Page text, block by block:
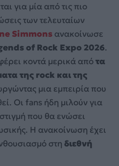
για μία από τις πιο
των τελευταίων
Simmons ανακοίνωσε
of Rock Expo 2026.
κοντά μερικά απότα
της rock και της
μια εμπειρία που
Οι fans ήδη μιλούν για
που θα ενώσει
Η ανακοίνωση έχει
στη διεθνή